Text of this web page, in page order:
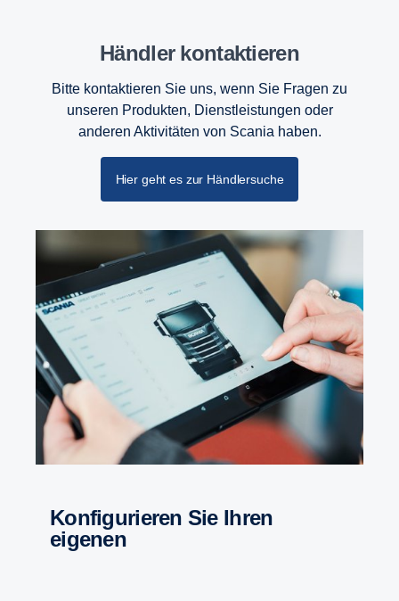
Händler kontaktieren
Bitte kontaktieren Sie uns, wenn Sie Fragen zu
unseren Produkten, Dienstleistungen oder
anderen Aktivitäten von Scania haben.
Hier geht es zur Händlersuche
Konfigurieren Sie Ihren
eigenen